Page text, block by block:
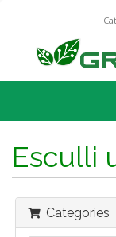
Esculli
Categories